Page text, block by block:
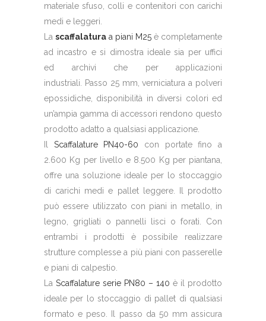
materiale sfuso, colli e contenitori con carichi
medi e leggeri.
La scaffalatura a piani M25 è completamente
ad incastro e si dimostra ideale sia per uffici
ed archivi che per applicazioni
industriali. Passo 25 mm, verniciatura a polveri
epossidiche, disponibilità in diversi colori ed
un’ampia gamma di accessori rendono questo
prodotto adatto a qualsiasi applicazione.
Il Scaffalature PN40-60 con portate fino a
2.600 Kg per livello e 8.500 Kg per piantana,
offre una soluzione ideale per lo stoccaggio
di carichi medi e pallet leggere. Il prodotto
può essere utilizzato con piani in metallo, in
legno, grigliati o pannelli lisci o forati. Con
entrambi i prodotti è possibile realizzare
strutture complesse a più piani con passerelle
e piani di calpestio.
La Scaffalature serie PN80 – 140 è il prodotto
ideale per lo stoccaggio di pallet di qualsiasi
formato e peso. Il passo da 50 mm assicura